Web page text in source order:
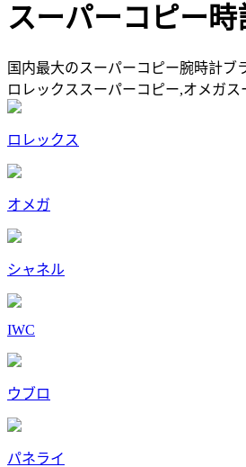
スーパーコピー時
国内最大のスーパーコピー腕時計
ロレックススーパーコピー,オメガ
ロレックス
オメガ
シャネル
IWC
ウブロ
パネライ